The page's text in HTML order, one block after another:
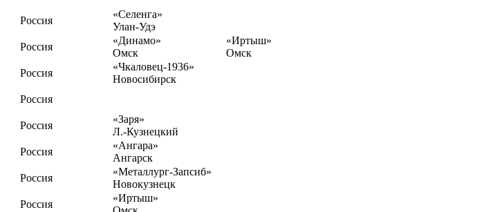
Россия
«Селенга»
Улан-Удэ
Россия
«Динамо»
Омск
«Иртыш»
Омск
Россия
«Чкаловец-1936»
Новосибирск
Россия
Россия
«Заря»
Л.-Кузнецкий
Россия
«Ангара»
Ангарск
Россия
«Металлург-Запсиб»
Новокузнецк
Россия
«Иртыш»